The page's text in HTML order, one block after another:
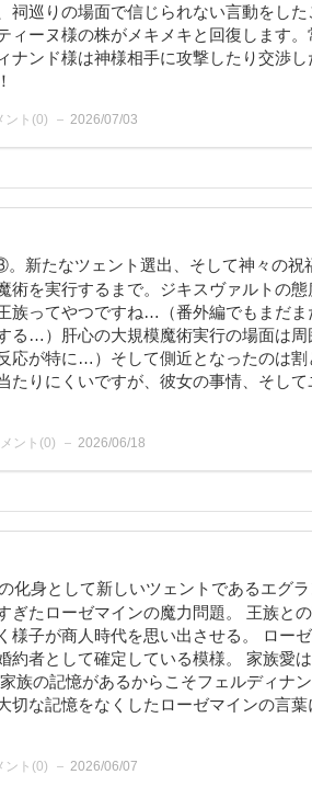
巡りの場面で信じられない言動をした
ィーヌ様の株がメキメキと回復します
ンド様は神様相手に攻撃したり交渉し
ント(0) 2026/07/03
。新たなツェント選出、そして神々の祝
術を実行するまで。ジキスヴァルトの
族ってやつですね…（番外編でもまだ
る…）肝心の大規模魔術実行の場面は
応が特に…）そして側近となったのは
たりにくいですが、彼女の事情、そし
ント(0) 2026/06/18
化身として新しいツェントであるエグ
ぎたローゼマインの魔力問題。 王族と
様子が商人時代を思い出させる。 ロー
約者として確定している模様。 家族愛
族の記憶があるからこそフェルディナ
切な記憶をなくしたローゼマインの言
ント(0) 2026/06/07